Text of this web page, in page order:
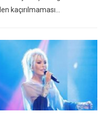
kaçırılmaması…